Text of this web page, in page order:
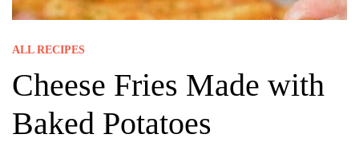
ALL RECIPES
Cheese Fries Made with
Baked Potatoes